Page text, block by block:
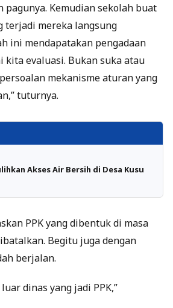
pagunya. Kemudian sekolah buat
terjadi mereka langsung
ini mendapatakan pengadaan
kita evaluasi. Bukan suka atau
mekanisme aturan yang
tuturnya.
Akses Air Bersih di Desa Kusu
PPK yang dibentuk di masa
Begitu juga dengan
berjalan.
dinas yang jadi PPK,”